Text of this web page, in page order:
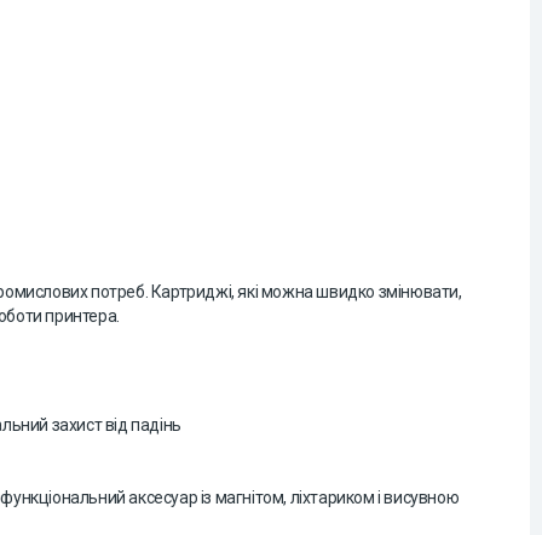
потреб. Картриджі, які можна швидко змінювати,
принтера.
захист від падінь
аксесуар із магнітом, ліхтариком і висувною